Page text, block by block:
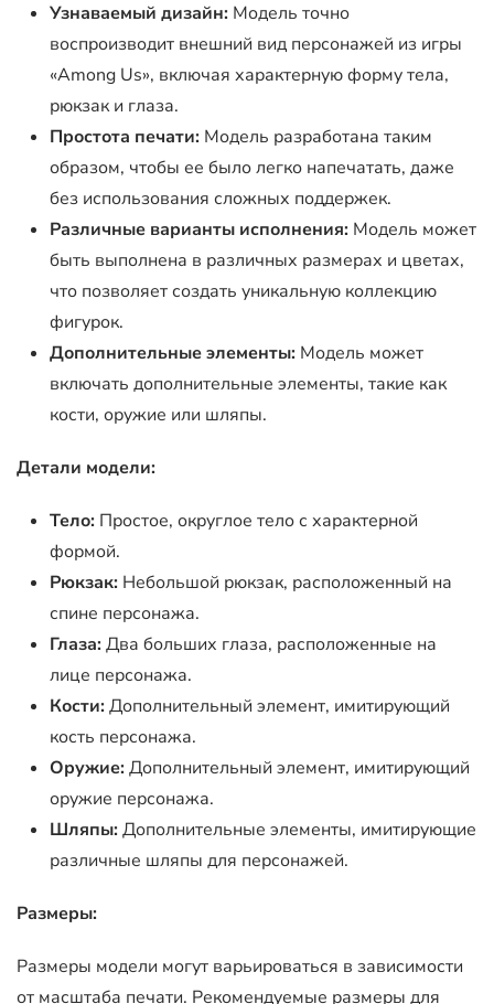
Узнаваемый дизайн: Модель точно
воспроизводит внешний вид персонажей из игры
«Among Us», включая характерную форму тела,
рюкзак и глаза.
Простота печати: Модель разработана таким
образом, чтобы ее было легко напечатать, даже
без использования сложных поддержек.
Различные варианты исполнения: Модель может
быть выполнена в различных размерах и цветах,
что позволяет создать уникальную коллекцию
фигурок.
Дополнительные элементы: Модель может
включать дополнительные элементы, такие как
кости, оружие или шляпы.
Детали модели:
Тело: Простое, округлое тело с характерной
формой.
Рюкзак: Небольшой рюкзак, расположенный на
спине персонажа.
Глаза:Два больших глаза, расположенные на
лице персонажа.
Кости:Дополнительный элемент, имитирующий
кость персонажа.
Оружие:Дополнительный элемент, имитирующий
оружие персонажа.
Шляпы:Дополнительные элементы, имитирующие
различные шляпы для персонажей.
Размеры:
Размеры модели могут варьироваться в зависимости
от масштаба печати. Рекомендуемые размеры для